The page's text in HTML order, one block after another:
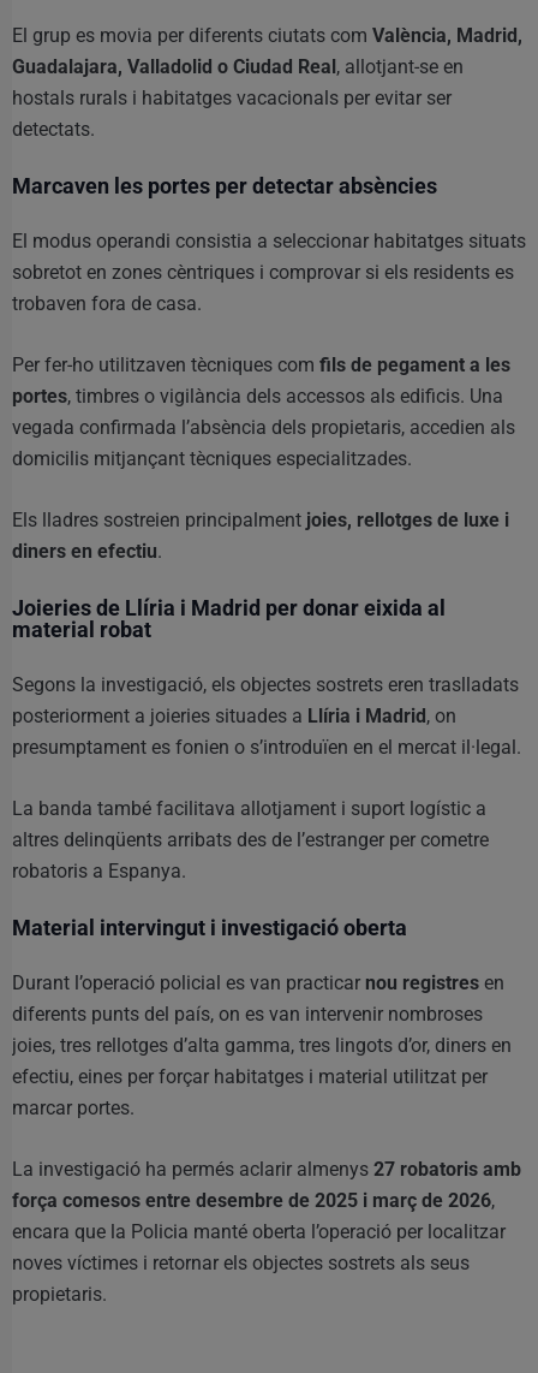
El grup es movia per diferents ciutats com València, Madrid,
Guadalajara, Valladolid o Ciudad Real, allotjant-se en
hostals rurals i habitatges vacacionals per evitar ser
detectats.
Marcaven les portes per detectar absències
El modus operandi consistia a seleccionar habitatges situats
sobretot en zones cèntriques i comprovar si els residents es
trobaven fora de casa.
Per fer-ho utilitzaven tècniques com fils de pegament a les
portes, timbres o vigilància dels accessos als edificis. Una
vegada confirmada l’absència dels propietaris, accedien als
domicilis mitjançant tècniques especialitzades.
Els lladres sostreien principalment joies, rellotges de luxe i
diners en efectiu.
Joieries de Llíria i Madrid per donar eixida al
material robat
Segons la investigació, els objectes sostrets eren traslladats
posteriorment a joieries situades a Llíria i Madrid, on
presumptament es fonien o s’introduïen en el mercat il·legal.
La banda també facilitava allotjament i suport logístic a
altres delinqüents arribats des de l’estranger per cometre
robatoris a Espanya.
Material intervingut i investigació oberta
Durant l’operació policial es van practicar nou registres en
diferents punts del país, on es van intervenir nombroses
joies, tres rellotges d’alta gamma, tres lingots d’or, diners en
efectiu, eines per forçar habitatges i material utilitzat per
marcar portes.
La investigació ha permés aclarir almenys 27 robatoris amb
força comesos entre desembre de 2025 i març de 2026,
encara que la Policia manté oberta l’operació per localitzar
noves víctimes i retornar els objectes sostrets als seus
propietaris.